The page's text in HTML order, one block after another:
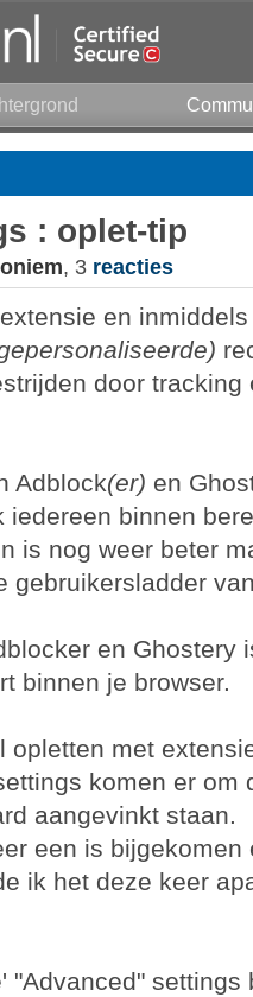
: oplet-tip
, 3 reacties
en
door
Adblock(er) en
iedereen binnen
is nog weer beter
gebruikersladder
en Ghostery
binnen je browser.
opletten met
komen er
aangevinkt staan.
een is
ik het deze keer
"Advanced" settings